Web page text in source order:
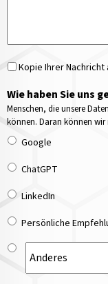
Kopie Ihrer Nachricht
Wie haben Sie uns
Menschen, die unsere
können. Daran können wir
Google
ChatGPT
LinkedIn
Persönliche